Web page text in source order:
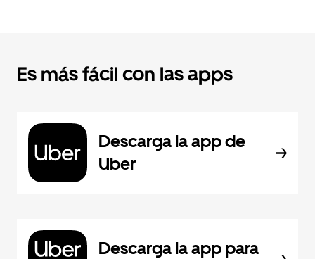
Es más fácil con las apps
Descarga la app de
Uber
Descarga la app para